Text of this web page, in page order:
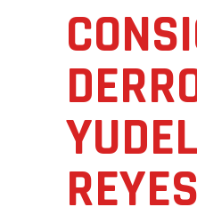
YUDEL